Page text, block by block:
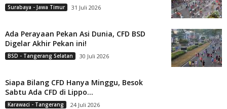
Surabaya - Jawa Timur 31 Juli 2026
Ada Perayaan Pekan Asi Dunia, CFD BSD
Digelar Akhir Pekan ini!
BSD - Tangerang Selatan 30 Juli 2026
Siapa Bilang CFD Hanya Minggu, Besok
Sabtu Ada CFD di Lippo...
Karawaci - Tangerang 24 Juli 2026